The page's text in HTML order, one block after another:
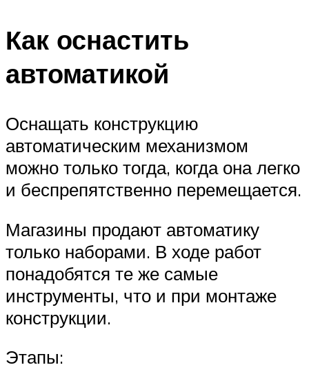
Как оснастить
автоматикой
Оснащать конструкцию
автоматическим механизмом
можно только тогда, когда она легко
и беспрепятственно перемещается.
Магазины продают автоматику
только наборами. В ходе работ
понадобятся те же самые
инструменты, что и при монтаже
конструкции.
Этапы: